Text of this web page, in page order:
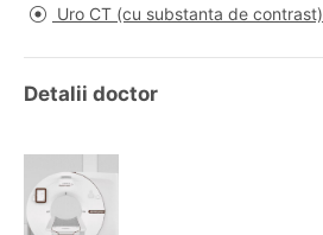
Uro CT (cu substanta de contrast)
Detalii doctor